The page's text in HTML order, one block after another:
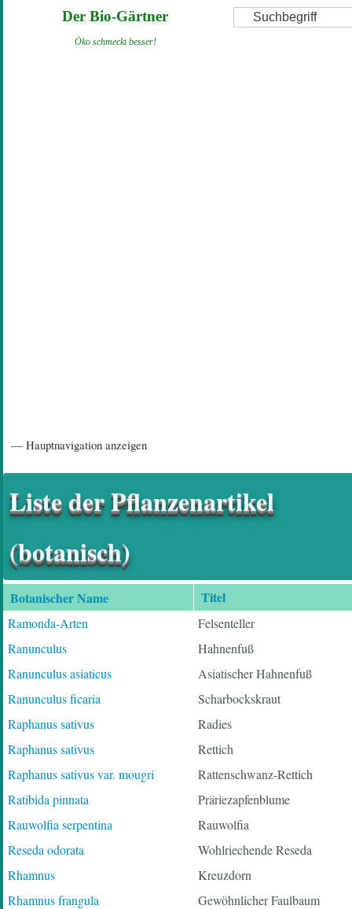
Suche
Der Bio-Gärtner
Öko schmeckt besser!
— Hauptnavigation anzeigen
Liste der Pflanzenartikel
(botanisch)
Botanischer Name Titel
Ramonda-Arten
Felsenteller
Ranunculus
Hahnenfuß
Ranunculus asiaticus
Asiatischer Hahnenfuß
Ranunculus ficaria
Scharbockskraut
Raphanus sativus
Radies
Raphanus sativus
Rettich
Raphanus sativus var. mougri
Rattenschwanz-Rettich
Ratibida pinnata
Präriezapfenblume
Rauwolfia serpentina
Rauwolfia
Reseda odorata
Wohlriechende Reseda
Rhamnus
Kreuzdorn
Rhamnus frangula
Gewöhnlicher Faulbaum